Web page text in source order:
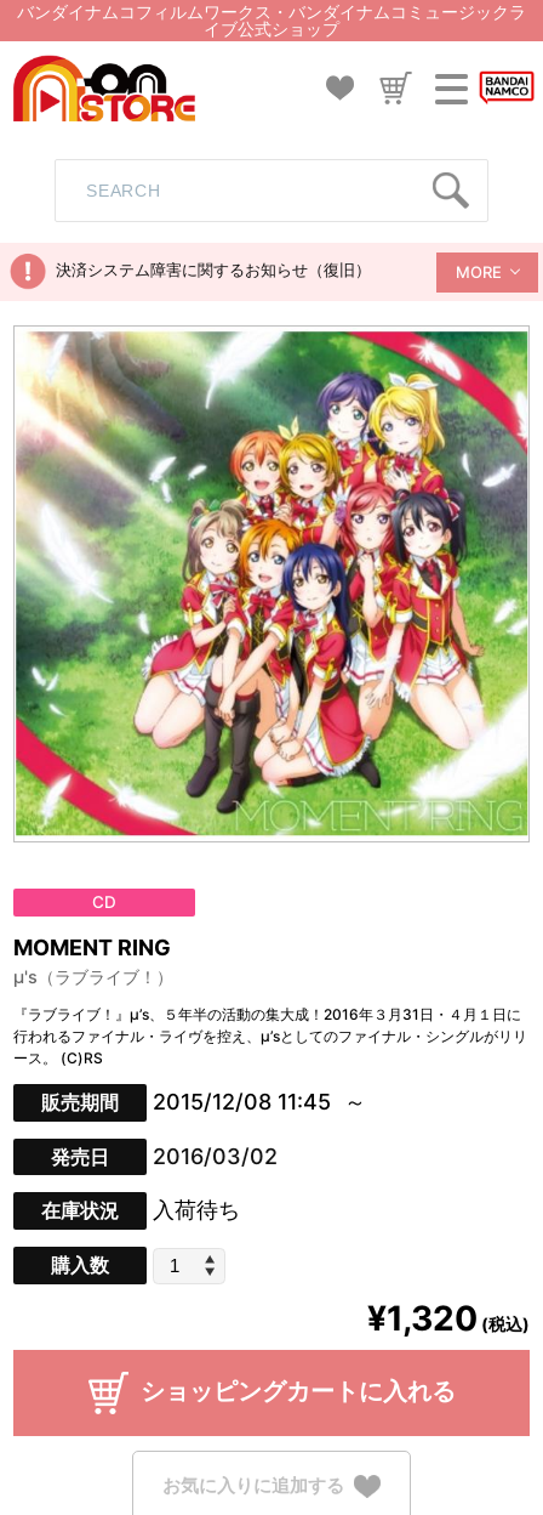
バンダイナムコフィルムワークス・バンダイナムコミュージックラ
イブ公式ショップ
決済システム障害に関するお知らせ（復旧） MORE
CD
MOMENT RING
μ's（ラブライブ！）
『ラブライブ！』μ’s、５年半の活動の集大成！2016年３月31日・４月１日に
行われるファイナル・ライヴを控え、μ’sとしてのファイナル・シングルがリリ
ース。 (C)RS
販売期間 2015/12/08 11:45
発売日 2016/03/02
在庫状況 入荷待ち
購入数
¥1,320 (税込)
ショッピングカートに入れる
お気に入りに追加する